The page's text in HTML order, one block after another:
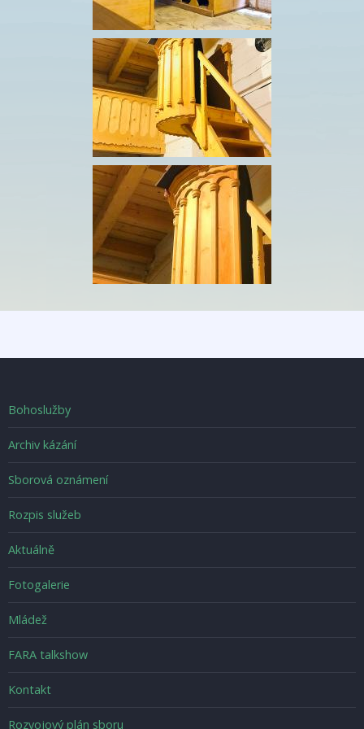
Footer
menu
Bohoslužby
Archiv kázání
Sborová oznámení
Rozpis služeb
Možnosti
Aktuálně
Fotogalerie
Footer_second
Mládež
FARA talkshow
Footer_third
Kontakt
Rozvojový plán sboru